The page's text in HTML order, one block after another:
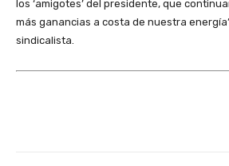
los ‘amigotes’ del presidente, que
más ganancias a costa de nuestra
sindicalista.